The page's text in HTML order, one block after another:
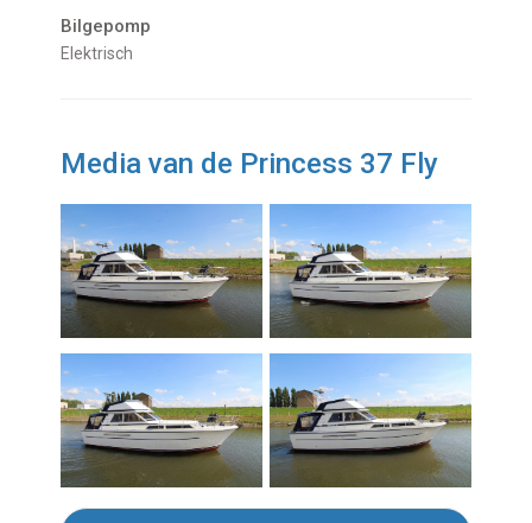
Bilgepomp
Elektrisch
Media van de Princess 37 Fly